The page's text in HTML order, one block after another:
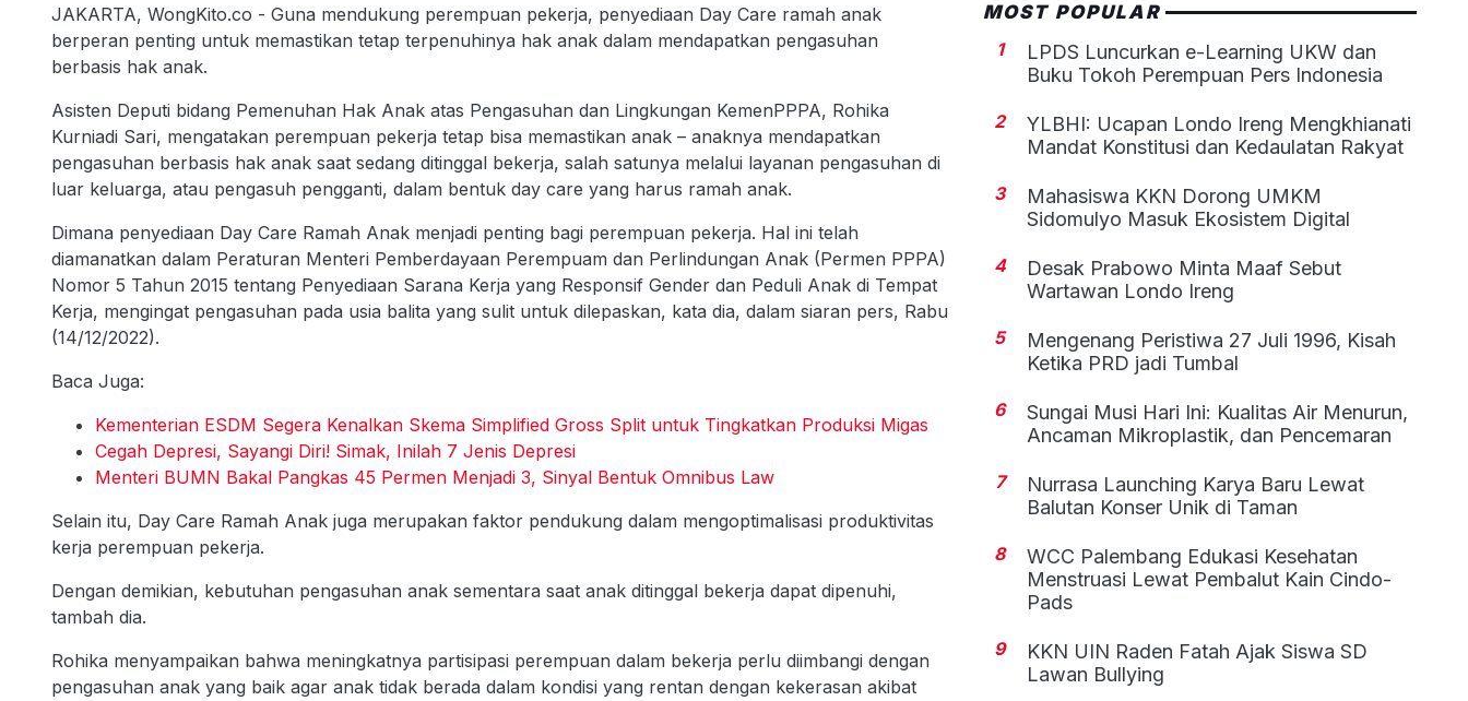
JAKARTA, WongKito.co - Guna mendukung perempuan pekerja, penyediaan Day Care ramah anak
berperan penting untuk memastikan tetap terpenuhinya hak anak dalam mendapatkan pengasuhan
berbasis hak anak.
Asisten Deputi bidang Pemenuhan Hak Anak atas Pengasuhan dan Lingkungan KemenPPPA, Rohika
Kurniadi Sari, mengatakan perempuan pekerja tetap bisa memastikan anak – anaknya mendapatkan
pengasuhan berbasis hak anak saat sedang ditinggal bekerja, salah satunya melalui layanan pengasuhan di
luar keluarga, atau pengasuh pengganti, dalam bentuk day care yang harus ramah anak.
Dimana penyediaan Day Care Ramah Anak menjadi penting bagi perempuan pekerja. Hal ini telah
diamanatkan dalam Peraturan Menteri Pemberdayaan Perempuam dan Perlindungan Anak (Permen PPPA)
Nomor 5 Tahun 2015 tentang Penyediaan Sarana Kerja yang Responsif Gender dan Peduli Anak di Tempat
Kerja, mengingat pengasuhan pada usia balita yang sulit untuk dilepaskan, kata dia, dalam siaran pers, Rabu
(14/12/2022).
Baca Juga:
Kementerian ESDM Segera Kenalkan Skema Simplified Gross Split untuk Tingkatkan Produksi Migas
Cegah Depresi, Sayangi Diri! Simak, Inilah 7 Jenis Depresi
Menteri BUMN Bakal Pangkas 45 Permen Menjadi 3, Sinyal Bentuk Omnibus Law
Selain itu, Day Care Ramah Anak juga merupakan faktor pendukung dalam mengoptimalisasi produktivitas
kerja perempuan pekerja.
Dengan demikian, kebutuhan pengasuhan anak sementara saat anak ditinggal bekerja dapat dipenuhi,
tambah dia.
Rohika menyampaikan bahwa meningkatnya partisipasi perempuan dalam bekerja perlu diimbangi dengan
pengasuhan anak yang baik agar anak tidak berada dalam kondisi yang rentan dengan kekerasan akibat
MOST POPULAR
1
LPDS Luncurkan e-Learning UKW dan
Buku Tokoh Perempuan Pers Indonesia
2
YLBHI: Ucapan Londo Ireng Mengkhianati
Mandat Konstitusi dan Kedaulatan Rakyat
3
Mahasiswa KKN Dorong UMKM
Sidomulyo Masuk Ekosistem Digital
4
Desak Prabowo Minta Maaf Sebut
Wartawan Londo Ireng
5
Mengenang Peristiwa 27 Juli 1996, Kisah
Ketika PRD jadi Tumbal
6
Sungai Musi Hari Ini: Kualitas Air Menurun,
Ancaman Mikroplastik, dan Pencemaran
7
Nurrasa Launching Karya Baru Lewat
Balutan Konser Unik di Taman
8
WCC Palembang Edukasi Kesehatan
Menstruasi Lewat Pembalut Kain Cindo-
Pads
9
KKN UIN Raden Fatah Ajak Siswa SD
Lawan Bullying